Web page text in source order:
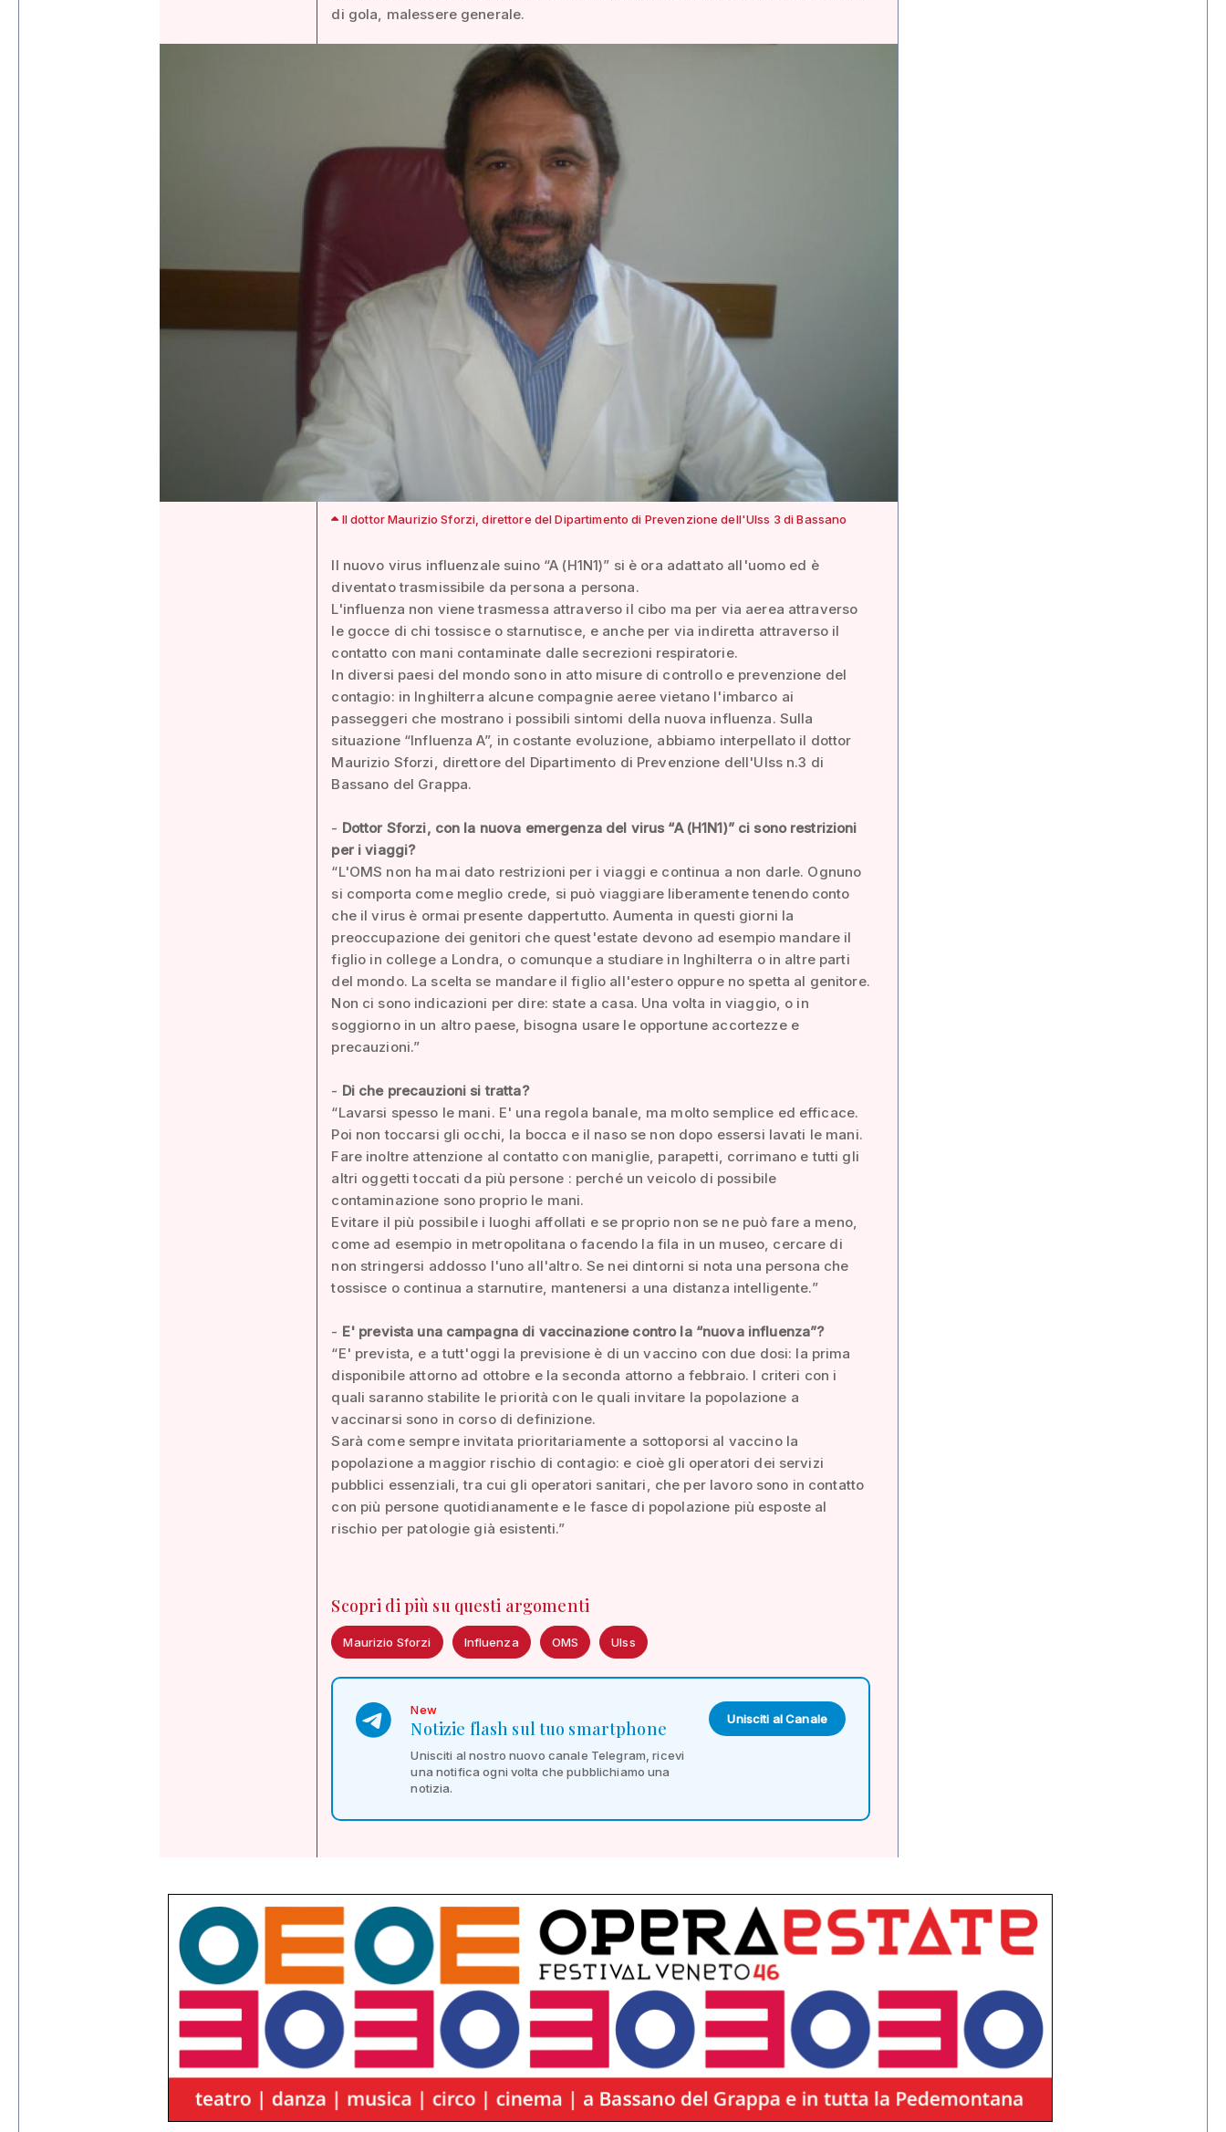
di gola, malessere generale.
Il dottor Maurizio Sforzi, direttore del Dipartimento di Prevenzione dell'Ulss 3 di Bassano
Il nuovo virus influenzale suino “A (H1N1)” si è ora adattato all'uomo ed è
diventato trasmissibile da persona a persona.
L'influenza non viene trasmessa attraverso il cibo ma per via aerea attraverso
le gocce di chi tossisce o starnutisce, e anche per via indiretta attraverso il
contatto con mani contaminate dalle secrezioni respiratorie.
In diversi paesi del mondo sono in atto misure di controllo e prevenzione del
contagio: in Inghilterra alcune compagnie aeree vietano l'imbarco ai
passeggeri che mostrano i possibili sintomi della nuova influenza. Sulla
situazione “Influenza A”, in costante evoluzione, abbiamo interpellato il dottor
Maurizio Sforzi, direttore del Dipartimento di Prevenzione dell'Ulss n.3 di
Bassano del Grappa.
- Dottor Sforzi, con la nuova emergenza del virus “A (H1N1)” ci sono restrizioni
per i viaggi?
“L'OMS non ha mai dato restrizioni per i viaggi e continua a non darle. Ognuno
si comporta come meglio crede, si può viaggiare liberamente tenendo conto
che il virus è ormai presente dappertutto. Aumenta in questi giorni la
preoccupazione dei genitori che quest'estate devono ad esempio mandare il
figlio in college a Londra, o comunque a studiare in Inghilterra o in altre parti
del mondo. La scelta se mandare il figlio all'estero oppure no spetta al genitore.
Non ci sono indicazioni per dire: state a casa. Una volta in viaggio, o in
soggiorno in un altro paese, bisogna usare le opportune accortezze e
precauzioni.”
- Di che precauzioni si tratta?
“Lavarsi spesso le mani. E' una regola banale, ma molto semplice ed efficace.
Poi non toccarsi gli occhi, la bocca e il naso se non dopo essersi lavati le mani.
Fare inoltre attenzione al contatto con maniglie, parapetti, corrimano e tutti gli
altri oggetti toccati da più persone : perché un veicolo di possibile
contaminazione sono proprio le mani.
Evitare il più possibile i luoghi affollati e se proprio non se ne può fare a meno,
come ad esempio in metropolitana o facendo la fila in un museo, cercare di
non stringersi addosso l'uno all'altro. Se nei dintorni si nota una persona che
tossisce o continua a starnutire, mantenersi a una distanza intelligente.”
- E' prevista una campagna di vaccinazione contro la “nuova influenza”?
“E' prevista, e a tutt'oggi la previsione è di un vaccino con due dosi: la prima
disponibile attorno ad ottobre e la seconda attorno a febbraio. I criteri con i
quali saranno stabilite le priorità con le quali invitare la popolazione a
vaccinarsi sono in corso di definizione.
Sarà come sempre invitata prioritariamente a sottoporsi al vaccino la
popolazione a maggior rischio di contagio: e cioè gli operatori dei servizi
pubblici essenziali, tra cui gli operatori sanitari, che per lavoro sono in contatto
con più persone quotidianamente e le fasce di popolazione più esposte al
rischio per patologie già esistenti.”
Scopri di più su questi argomenti
Maurizio Sforzi Influenza OMS Ulss
New
Notizie flash sul tuo smartphone
Unisciti al nostro nuovo canale Telegram, ricevi
una notifica ogni volta che pubblichiamo una
notizia.
Unisciti al Canale